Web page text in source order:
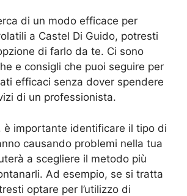
di un modo efficace per
a Castel Di Guido, potresti
di farlo da te. Ci sono
e consigli che puoi seguire per
efficaci senza dover spendere
di un professionista.
è importante identificare il tipo di
causando problemi nella tua
a scegliere il metodo più
Ad esempio, se si tratta
optare per l’utilizzo di